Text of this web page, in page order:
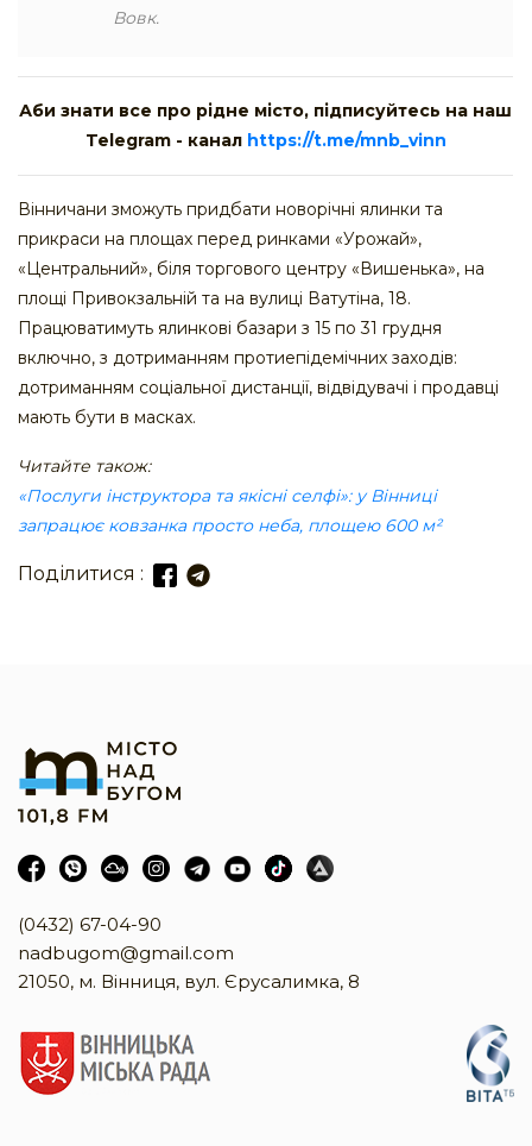
Вовк.
Аби знати все про рідне місто, підписуйтесь на наш
Telegram - канал https://t.me/mnb_vinn
Вінничани зможуть придбати новорічні ялинки та
прикраси на площах перед ринками «Урожай»,
«Центральний», біля торгового центру «Вишенька», на
площі Привокзальній та на вулиці Ватутіна, 18.
Працюватимуть ялинкові базари з 15 по 31 грудня
включно, з дотриманням протиепідемічних заходів:
дотриманням соціальної дистанції, відвідувачі і продавці
мають бути в масках.
Читайте також:
«Послуги інструктора та якісні селфі»: у Вінниці
запрацює ковзанка просто неба, площею 600 м²
Поділитися :
(0432) 67-04-90
nadbugom@gmail.com
21050, м. Вінниця, вул. Єрусалимка, 8